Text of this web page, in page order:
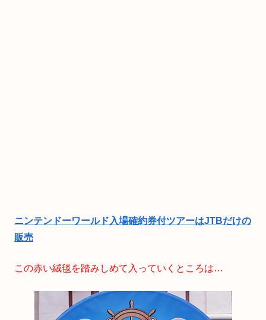
ニンテンドーワールド入場確約券付ツアーはJTBだけの
販売
この赤い絨毯を踏みしめて入っていくところは…